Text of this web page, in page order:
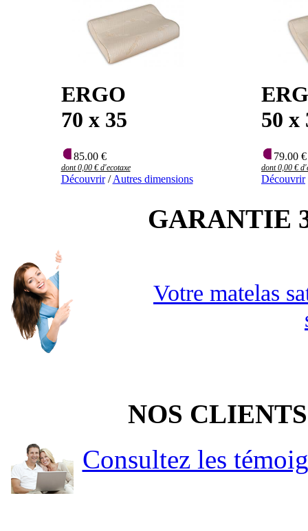
ERGO
70 x 35
85.00 €
dont 0,00 € d'ecotaxe
Découvrir/Autres dimensions
50 x
79.00 €
dont 0,00 €
Découvrir
GARANTIE
Votre matelas
NOS
Consultez les